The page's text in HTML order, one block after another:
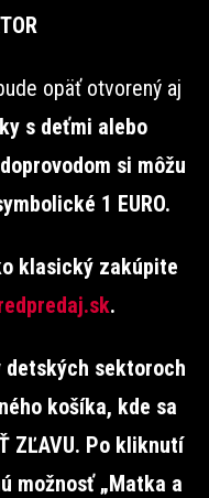
opäť otvorený aj
s deťmi alebo
si môžu
1 EURO.
klasický zakúpite
.
detských sektoroch
košíka, kde sa
ZĽAVU. Po kliknutí
možnosť „Matka a